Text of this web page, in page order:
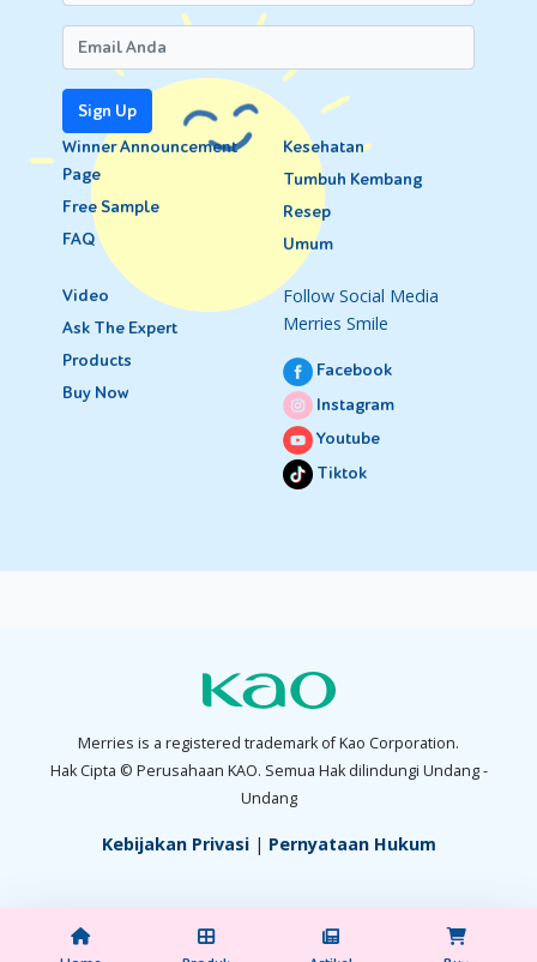
Sign Up
Winner Announcement
Page
Free Sample
FAQ
Kesehatan
Tumbuh Kembang
Resep
Umum
Video
Ask The Expert
Products
Buy Now
Follow Social Media
Merries Smile
Facebook
Instagram
Youtube
Tiktok
Merries is a registered trademark of Kao Corporation.
Hak Cipta © Perusahaan KAO. Semua Hak dilindungi Undang -
Undang
Kebijakan Privasi| Pernyataan Hukum